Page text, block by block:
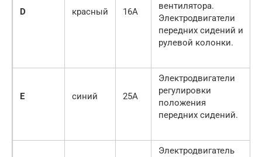
D красный 16A
вентилятора.
Электродвигатели
передних сидений и
рулевой колонки.
E синий 25A
Электродвигатели
регулировки
положения
передних сидений.
Электродвигатель